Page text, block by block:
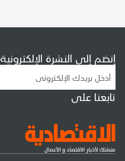
إنضم إلى النشرة الإلكترونية
تابعنا على